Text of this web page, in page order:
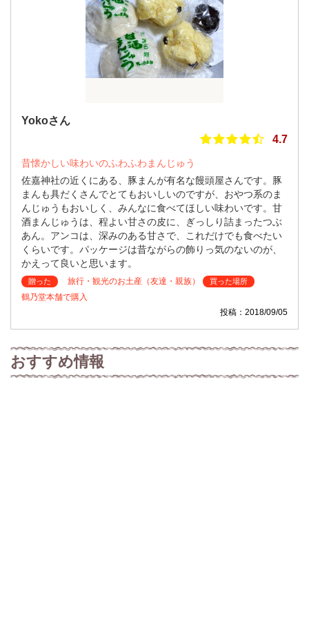
Yokoさん
4.7
昔懐かしい味わいのふわふわまんじゅう
佐嘉神社の近くにある、豚まんが有名な饅頭屋さんです。豚
まんも具だくさんでとてもおいしいのですが、おやつ系のま
んじゅうもおいしく、みんなに食べてほしい味わいです。甘
酒まんじゅうは、程よい甘さの皮に、ぎっしり詰まったつぶ
あん。アンコは、深みのある甘さで、これだけでも食べたい
くらいです。パッケージは昔ながらの飾りっ気のないのが、
かえって良いと思います。
贈った 旅行・観光のお土産（友達・親族） 買った場所
鶴乃堂本舗で購入
投稿：2018/09/05
おすすめ情報